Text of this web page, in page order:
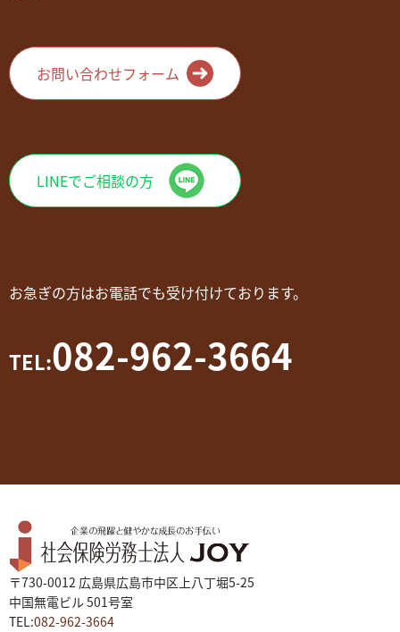
お問い合わせフォーム
LINEでご相談の方
お急ぎの方はお電話でも受け付けております。
TEL:082-962-3664
〒730-0012 広島県広島市中区上八丁堀5-25
中国無電ビル 501号室
TEL:082-962-3664